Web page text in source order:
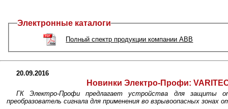
Электронные каталоги
Полный спектр продукции компании ABB
20.09.2016
Новинки Электро-Профи:
ГК Электро-Профи предлагает устройства для защиты
преобразователь сигнала для применения во взрывоопасных зонах